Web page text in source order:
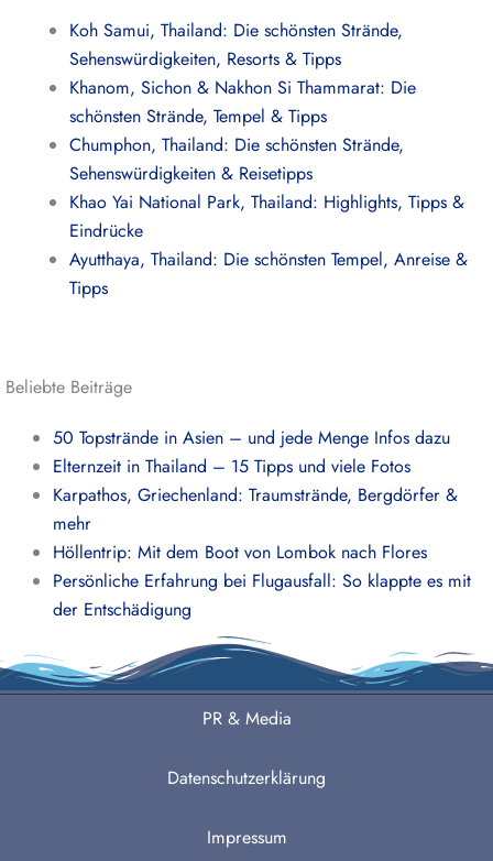
Koh Samui, Thailand: Die schönsten Strände,
Sehenswürdigkeiten, Resorts & Tipps
Khanom, Sichon & Nakhon Si Thammarat: Die
schönsten Strände, Tempel & Tipps
Chumphon, Thailand: Die schönsten Strände,
Sehenswürdigkeiten & Reisetipps
Khao Yai National Park, Thailand: Highlights, Tipps &
Eindrücke
Ayutthaya, Thailand: Die schönsten Tempel, Anreise &
Tipps
Beliebte Beiträge
50 Topstrände in Asien – und jede Menge Infos dazu
Elternzeit in Thailand – 15 Tipps und viele Fotos
Karpathos, Griechenland: Traumstrände, Bergdörfer &
mehr
Höllentrip: Mit dem Boot von Lombok nach Flores
Persönliche Erfahrung bei Flugausfall: So klappte es mit
der Entschädigung
PR & Media
Datenschutzerklärung
Impressum